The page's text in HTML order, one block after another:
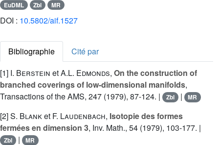
EuDML Zbl MR
DOI : 10.5802/aif.1527
Bibliographie
Cité par
[1] I. Berstein etA.L. Edmonds, On the construction of
branched coverings of low-dimensional manifolds,
Transactions of the AMS, 247 (1979), 87-124. |
Zbl | MR
[2]S. Blanket F. Laudenbach, Isotopie des formes
fermées en dimension 3, Inv. Math., 54 (1979), 103-177. |
Zbl | MR